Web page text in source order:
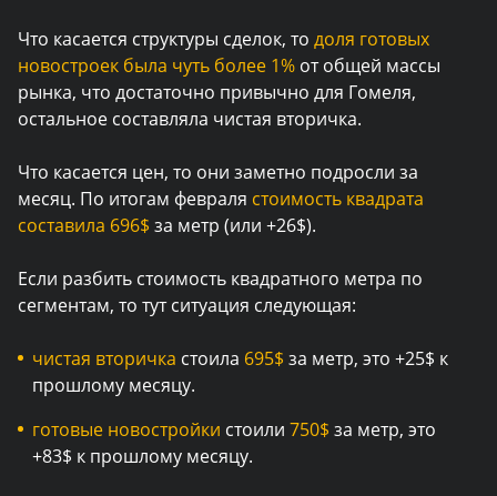
Что касается структуры сделок, то доля готовых
новостроек была чуть более 1% от общей массы
рынка, что достаточно привычно для Гомеля,
остальное составляла чистая вторичка.
Что касается цен, то они заметно подросли за
месяц. По итогам февраля стоимость квадрата
составила 696$ за метр (или +26$).
Если разбить стоимость квадратного метра по
сегментам, то тут ситуация следующая:
чистая вторичка стоила 695$ за метр, это +25$ к
прошлому месяцу.
готовые новостройки стоили 750$ за метр, это
+83$ к прошлому месяцу.